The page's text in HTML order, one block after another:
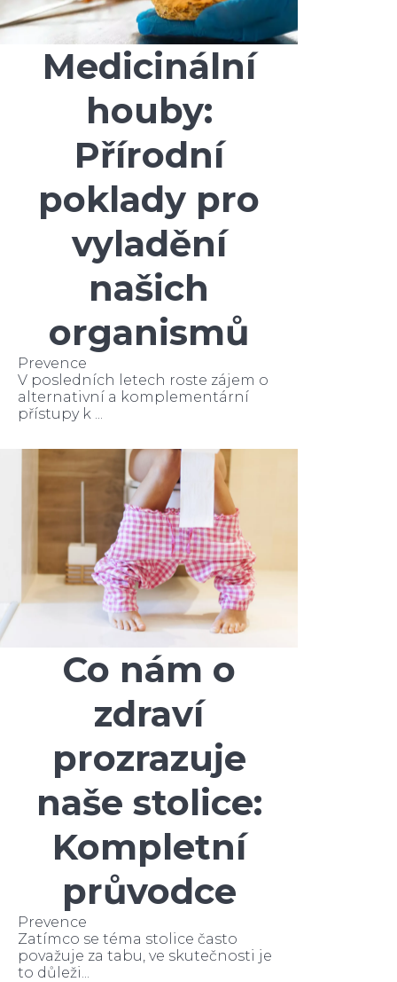
Medicinální
houby:
Přírodní
poklady pro
vyladění
našich
organismů
Prevence
V posledních letech roste zájem o
alternativní a komplementární
přístupy k ...
Co nám o
zdraví
prozrazuje
naše stolice:
Kompletní
průvodce
Prevence
Zatímco se téma stolice často
považuje za tabu, ve skutečnosti je
to důleži...